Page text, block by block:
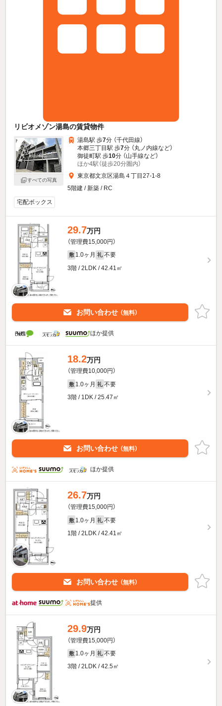
リビオメゾン湯島の賃貸物件
すべての写真
湯島駅 歩7分 （千代田線）
本郷三丁目駅 歩7分 （丸ノ内線など）
御徒町駅 歩10分 （山手線など）
ほか4駅（徒歩20分圏内）
東京都文京区湯島４丁目27-1-8
5階建 / 新築 / RC
宅配ボックス
29.7万円
（管理費15,000円）
敷 1.0ヶ月 礼 不要
3階 / 2LDK / 42.41㎡
お問い合わせ （無料）
ほか提供
18.2万円
（管理費10,000円）
敷 1.0ヶ月 礼 不要
3階 / 1DK / 25.47㎡
お問い合わせ （無料）
ほか提供
26.7万円
（管理費15,000円）
敷 1.0ヶ月 礼 不要
1階 / 2LDK / 42.41㎡
お問い合わせ （無料）
提供
29.9万円
（管理費15,000円）
敷 1.0ヶ月 礼 不要
3階 / 2LDK / 42.5㎡